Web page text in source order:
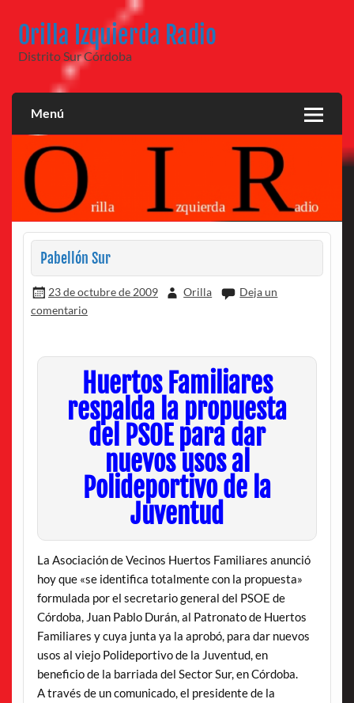
contenido
Orilla Izquierda Radio
Distrito Sur Córdoba
Menú
Pabellón Sur
23 de octubre de 2009 Orilla
Deja un
comentario
Huertos Familiares
respalda la propuesta
del PSOE para dar
nuevos usos al
Polideportivo de la
Juventud
La Asociación de Vecinos Huertos Familiares anunció
hoy que «se identifica totalmente con la propuesta»
formulada por el secretario general del PSOE de
Córdoba, Juan Pablo Durán, al Patronato de Huertos
Familiares y cuya junta ya la aprobó, para dar nuevos
usos al viejo Polideportivo de la Juventud, en
beneficio de la barriada del Sector Sur, en Córdoba.
A través de un comunicado, el presidente de la